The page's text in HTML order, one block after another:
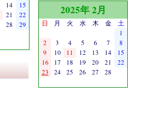
14
15
21
22
28
29
2025年 2月
日 月 火 水 木 金
土
1
2
3 4 5 6 7
8
9
10 11 12 13 14
15
16
17 18 19 20 21
22
23
24 25 26 27 28